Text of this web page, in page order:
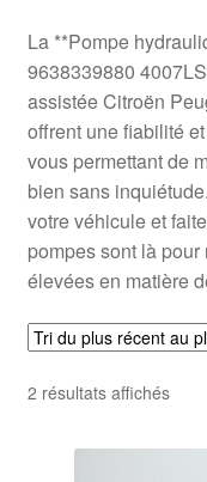
La **Pompe
9638339880
assistée Citroën
offrent une fiabilité
vous permettant de
bien sans
votre véhicule et
pompes sont là
élevées en matière
2 résultats affichésTrié
plus